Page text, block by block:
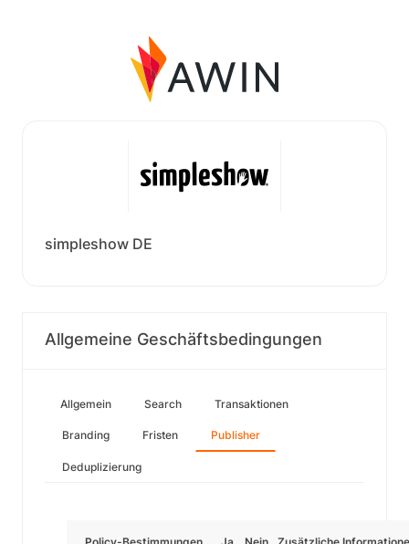
simpleshow DE
Allgemeine Geschäftsbedingungen
Allgemein Search Transaktionen
Branding Fristen Publisher
Deduplizierung